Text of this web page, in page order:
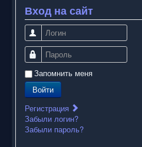
Вход на сайт
Логин
Пароль
Запомнить меня
Войти
Регистрация
Забыли логин?
Забыли пароль?